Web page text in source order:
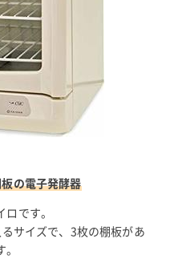
の電子発酵器
です。
サイズで、3枚の棚板があ